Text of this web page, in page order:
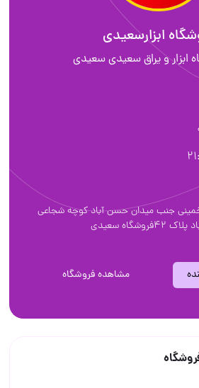
ابزارسعیدی
ابزار و یراق سعیدی سعیدی
خمینی جنب میدان حسن آباد کوچه شجاعی
سعیدی
مشاهده فروشگاه